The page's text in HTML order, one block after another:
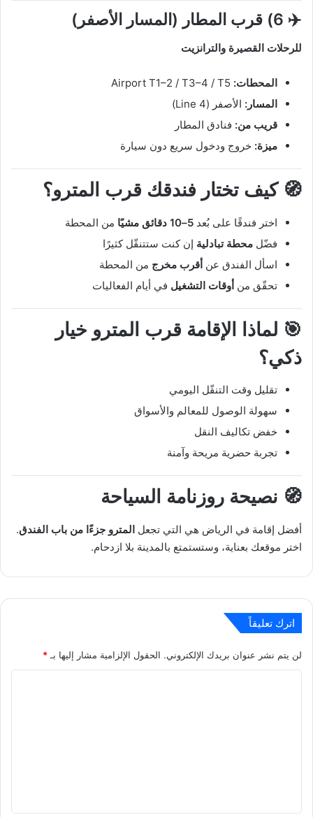
✈️ 6) قرب المطار (المسار الأصفر)
للرحلات القصيرة والترانزيت
المحطات:
المسار: الأصفر (Line 4)
قريب من: فنادق المطار
ميزة: خروج ودخول سريع دون سيارة
🧭 كيف تختار فندقك قرب المترو؟
اختر فندقًا على بُعد 5–10 دقائق مشيًا
من المحطة
فضّل محطة تبادلية إن كنت ستتنقّل كثيرًا
اسأل الفندق عن أقرب مخرج من المحطة
تحقّق من أوقات التشغيل في أيام الفعاليات
🎯 لماذا الإقامة قرب المترو خيار
ذكي؟
تقليل وقت التنقّل اليومي
سهولة الوصول للمعالم والأسواق
خفض تكاليف النقل
تجربة حضرية مريحة وآمنة
🧭 نصيحة روزنامة السياحة
أفضل إقامة في الرياض هي التي تجعل المترو جزءًا من باب الفندق.
اختر موقعك بعناية، وستستمتع بالمدينة بلا ازدحام.
اترك تعليقاً
لن يتم نشر عنوان بريدك الإلكتروني. الحقول الإلزامية مشار إليها بـ *